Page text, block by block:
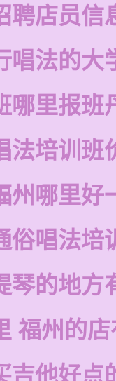
聘店员信
唱法的大
哪里报班
法培训班
州哪里好
俗唱法培
琴的地方
福州的
吉他好点